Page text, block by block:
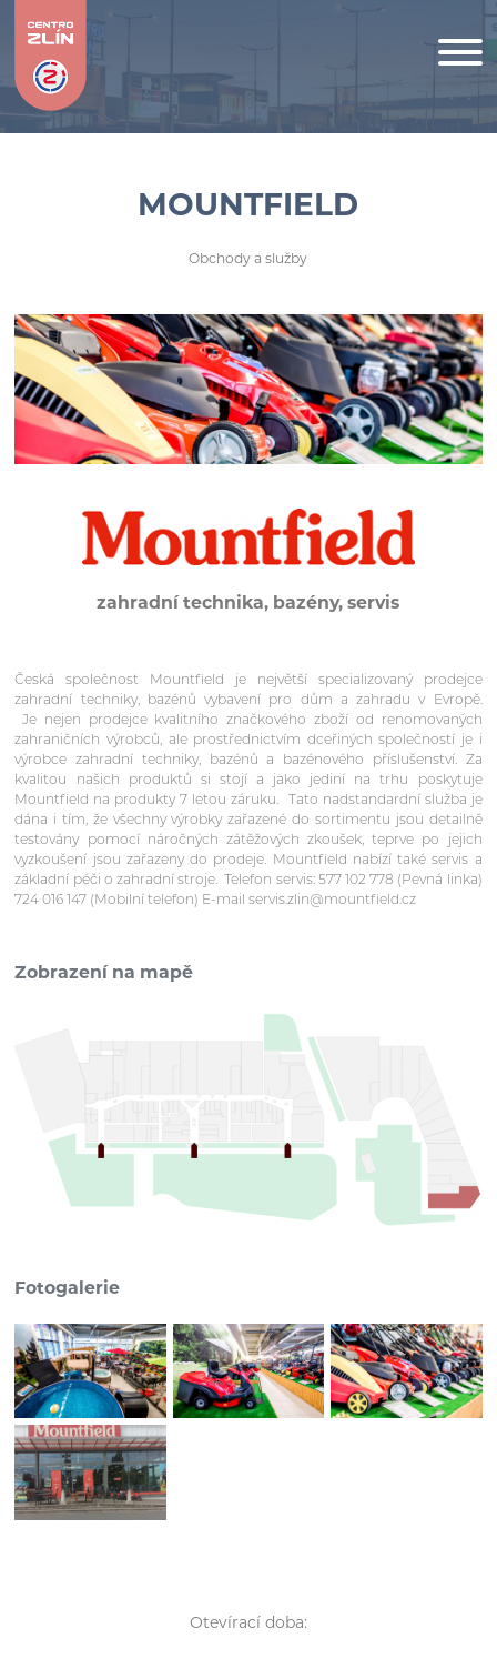
MOUNTFIELD
Obchody a služby
zahradní technika, bazény, servis
Česká společnost Mountfield je největší specializovaný prodejce
zahradní techniky, bazénů vybavení pro dům a zahradu v Evropě.
Je nejen prodejce kvalitního značkového zboží od renomovaných
zahraničních výrobců, ale prostřednictvím dceřiných společností je i
výrobce zahradní techniky, bazénů a bazénového příslušenství. Za
kvalitou našich produktů si stojí a jako jediní na trhu poskytuje
Mountfield na produkty 7 letou záruku. Tato nadstandardní služba je
dána i tím, že všechny výrobky zařazené do sortimentu jsou detailně
testovány pomocí náročných zátěžových zkoušek, teprve po jejich
vyzkoušení jsou zařazeny do prodeje. Mountfield nabízí také servis a
základní péči o zahradní stroje. Telefon servis: 577 102 778 (Pevná linka)
724 016 147 (Mobilní telefon) E-mail servis.zlin@mountfield.cz
Zobrazení na mapě
Fotogalerie
Otevírací doba: